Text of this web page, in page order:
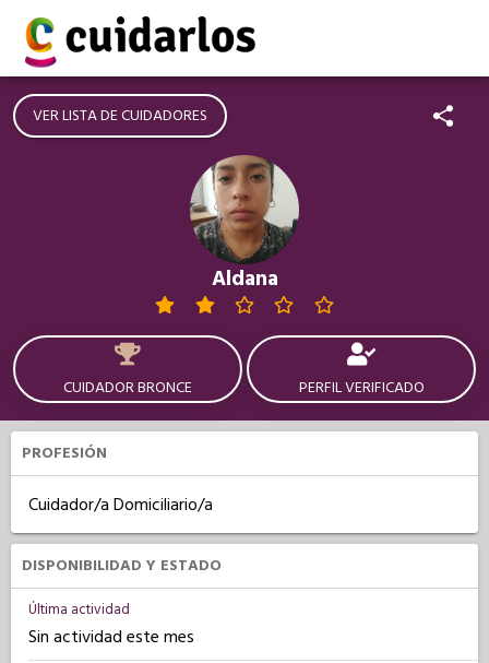
VER LISTA DE CUIDADORES
Aldana
CUIDADOR BRONCE PERFIL VERIFICADO
PROFESIÓN
Cuidador/a Domiciliario/a
DISPONIBILIDAD Y ESTADO
Última actividad
Sin actividad este mes